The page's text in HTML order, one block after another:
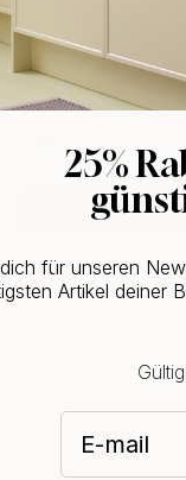
WOULD YOU
EU
25%
für unseren
Artikel deiner
E-mail